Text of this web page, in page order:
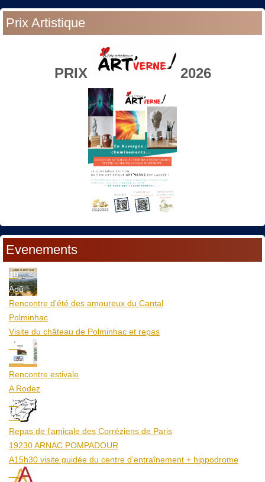
Prix Artistique
PRIX 2026
Evenements
10
Aoû
Rencontre d'été des amoureux du Cantal
Polminhac
Visite du château de Polminhac et repas
12
Aoû
Rencontre estivale
A Rodez
23
Aoû
Repas de l'amicale des Corréziens de Paris
19230 ARNAC POMPADOUR
A15h30 visite guidée du centre d’entraînement + hippodrome
25